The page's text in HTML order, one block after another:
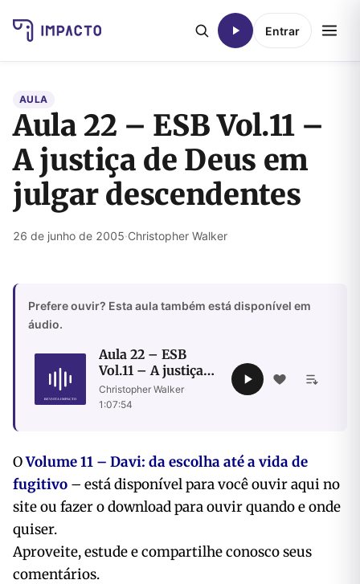
Entrar
AULA
Aula 22 – ESB Vol.11 –
A justiça de Deus em
julgar descendentes
26 de junho de 2005·Christopher Walker
Prefere ouvir? Esta aula também está disponível em
áudio.
Aula 22 – ESB
Vol.11 – A justiça
de Deus em julgar
descendentes
Christopher Walker
1:07:54
OVolume 11 – Davi: da escolha até a vida de
fugitivo – está disponível para você ouviraqui no
site ou fazer o download para ouvir quando e onde
quiser.
Aproveite, estude e compartilhe conosco seus
comentários.